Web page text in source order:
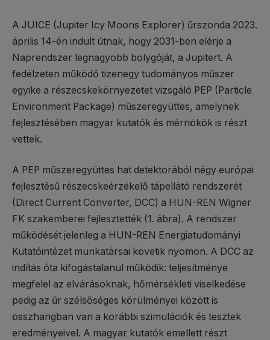
A JUICE (Jupiter Icy Moons Explorer) űrszonda 2023.
április 14-én indult útnak, hogy 2031-ben elérje a
Naprendszer legnagyobb bolygóját, a Jupitert. A
fedélzeten működő tizenegy tudományos műszer
egyike a részecskekörnyezetet vizsgáló PEP (Particle
Environment Package) műszeregyüttes, amelynek
fejlesztésében magyar kutatók és mérnökök is részt
vettek.
A PEP műszeregyüttes hat detektorából négy európai
fejlesztésű részecskeérzékelő tápellátó rendszerét
(Direct Current Converter, DCC) a HUN-REN Wigner
FK szakemberei fejlesztették (1. ábra). A rendszer
működését jelenleg a HUN-REN Energiatudományi
Kutatóintézet munkatársai követik nyomon. A DCC az
indítás óta kifogástalanul működik: teljesítménye
megfelel az elvárásoknak, hőmérsékleti viselkedése
pedig az űr szélsőséges körülményei között is
összhangban van a korábbi szimulációk és tesztek
eredményeivel. A magyar kutatók emellett részt